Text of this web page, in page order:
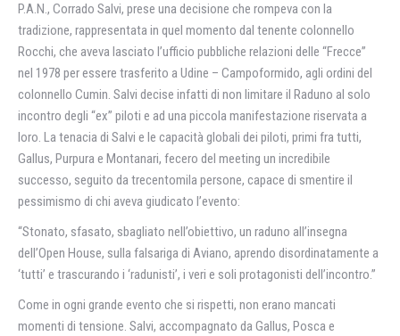
P.A.N., Corrado Salvi, prese una decisione che rompeva con la
tradizione, rappresentata in quel momento dal tenente colonnello
Rocchi, che aveva lasciato l’ufficio pubbliche relazioni delle “Frecce”
nel 1978 per essere trasferito a Udine – Campoformido, agli ordini del
colonnello Cumin. Salvi decise infatti di non limitare il Raduno al solo
incontro degli “ex” piloti e ad una piccola manifestazione riservata a
loro. La tenacia di Salvi e le capacità globali dei piloti, primi fra tutti,
Gallus, Purpura e Montanari, fecero del meeting un incredibile
successo, seguito da trecentomila persone, capace di smentire il
pessimismo di chi aveva giudicato l’evento:
“Stonato, sfasato, sbagliato nell’obiettivo, un raduno all’insegna
dell’Open House, sulla falsariga di Aviano, aprendo disordinatamente a
‘tutti’ e trascurando i ‘radunisti’, i veri e soli protagonisti dell’incontro.”
Come in ogni grande evento che si rispetti, non erano mancati
momenti di tensione. Salvi, accompagnato da Gallus, Posca e